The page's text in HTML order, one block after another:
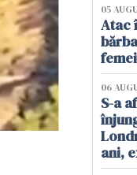
05
Atac
06
S-a
ani,